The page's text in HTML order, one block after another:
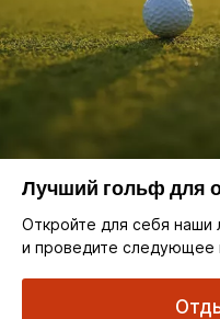
Лучший гольф для
Откройте для себя наши
и проведите следующее